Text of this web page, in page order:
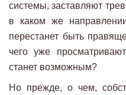
системы, заставляют
в каком же
перестанет быть
чего уже
станет возможным?
Но прежде, о чем,